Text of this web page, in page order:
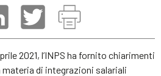
2021, l’INPS ha fornito chiarimenti
di integrazioni salariali